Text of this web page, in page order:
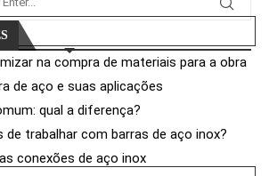
na compra de materiais para a obra
de aço e suas aplicações
qual a diferença?
de trabalhar com barras de aço inox?
conexões de aço inox